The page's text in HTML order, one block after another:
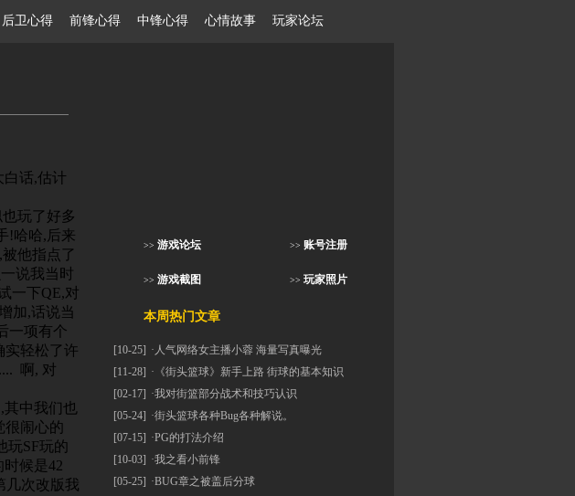
后卫心得 前锋心得 中锋心得 心情故事 玩家论坛
话,估计
玩了好多
!哈哈,后来
他指点了
说我当时
一下QE,对
加,话说当
一项有个
实轻松了许
啊, 对
中我们也
很闹心的
玩SF玩的
候是42
几次改版我
>> 游戏论坛 >> 账号注册
>> 游戏截图 >> 玩家照片
本周热门文章
[10-25] · 人气网络女主播小蓉 海量写真曝光
[11-28] · 《街头篮球》新手上路 街球的基本知识
[02-17] ·我对街篮部分战术和技巧认识
[05-24] ·街头篮球各种Bug各种解说。
[07-15] ·PG的打法介绍
[10-03] ·我之看小前锋
[05-25] ·BUG章之被盖后分球